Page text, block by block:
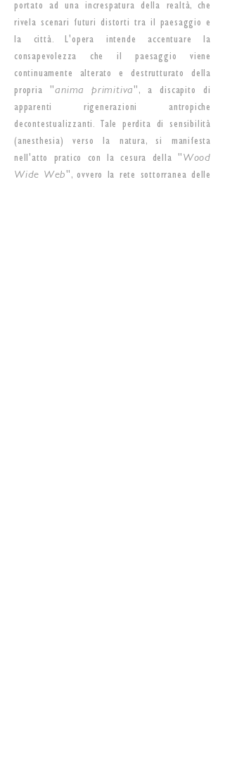
portato ad una increspatura della realtà, che
rivela scenari futuri distorti tra il paesaggio e
la città. L'opera intende accentuare la
consapevolezza che il paesaggio viene
continuamente alterato e destrutturato della
propria "anima primitiva", a discapito di
apparenti rigenerazioni antropiche
decontestualizzanti. Tale perdita di sensibilità
(anesthesia) verso la natura, si manifesta
nell'atto pratico con la cesura della "Wood
Wide Web", ovvero la rete sottorranea delle